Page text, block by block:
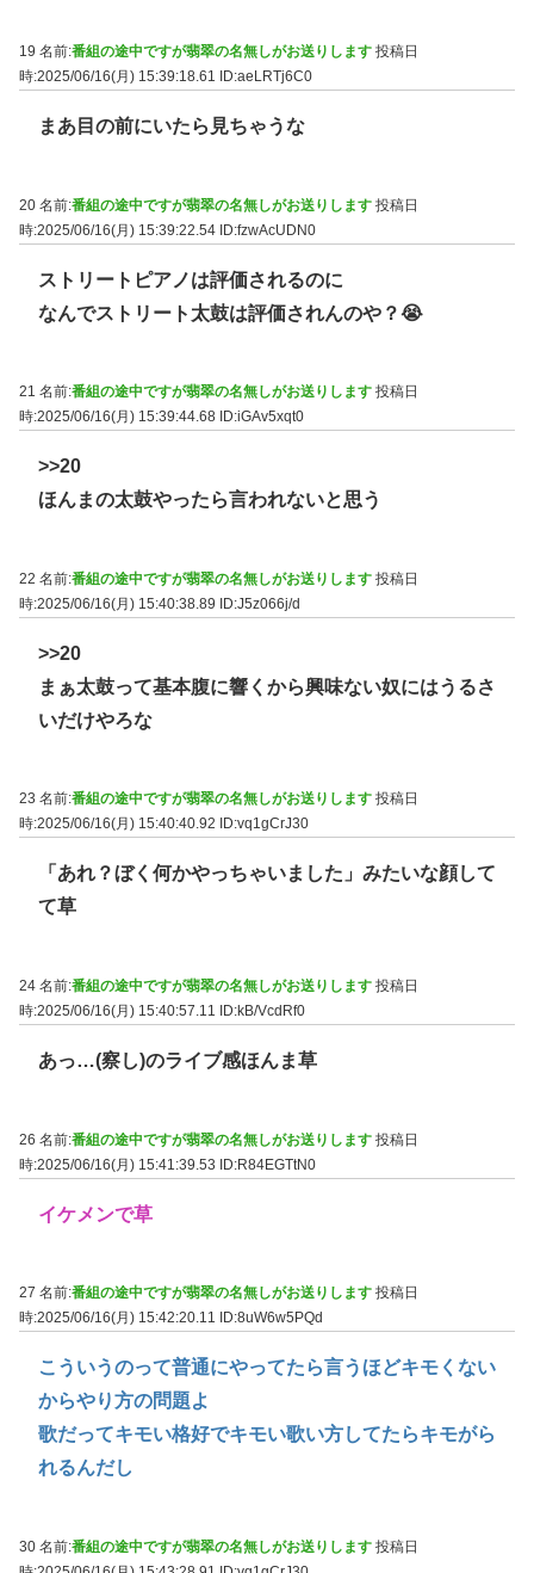
19 名前:番組の途中ですが翡翠の名無しがお送りします 投稿日
時:2025/06/16(月) 15:39:18.61
ID:aeLRTj6C0
まあ目の前にいたら見ちゃうな
20 名前:番組の途中ですが翡翠の名無しがお送りします 投稿日
時:2025/06/16(月) 15:39:22.54 ID:fzwAcUDN0
ストリートピアノは評価されるのに
なんでストリート太鼓は評価されんのや？😭
21 名前:番組の途中ですが翡翠の名無しがお送りします 投稿日
時:2025/06/16(月) 15:39:44.68 ID:iGAv5xqt0
>>20
ほんまの太鼓やったら言われないと思う
22 名前:番組の途中ですが翡翠の名無しがお送りします 投稿日
時:2025/06/16(月) 15:40:38.89 ID:J5z066j/d
>>20
まぁ太鼓って基本腹に響くから興味ない奴にはうるさ
いだけやろな
23 名前:番組の途中ですが翡翠の名無しがお送りします 投稿日
時:2025/06/16(月) 15:40:40.92
ID:vq1gCrJ30
「あれ？ぼく何かやっちゃいました」みたいな顔して
て草
24 名前:番組の途中ですが翡翠の名無しがお送りします 投稿日
時:2025/06/16(月) 15:40:57.11
ID:kB/VcdRf0
あっ…(察し)のライブ感ほんま草
26 名前:番組の途中ですが翡翠の名無しがお送りします 投稿日
時:2025/06/16(月) 15:41:39.53 ID:R84EGTtN0
イケメンで草
27 名前:番組の途中ですが翡翠の名無しがお送りします 投稿日
時:2025/06/16(月) 15:42:20.11
ID:8uW6w5PQd
こういうのって普通にやってたら言うほどキモくない
からやり方の問題よ
歌だってキモい格好でキモい歌い方してたらキモがら
れるんだし
30 名前:番組の途中ですが翡翠の名無しがお送りします 投稿日